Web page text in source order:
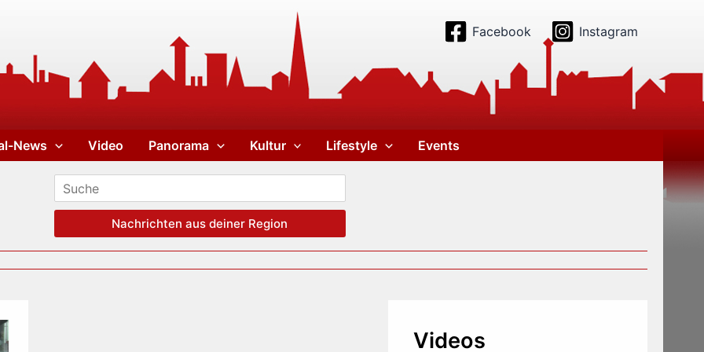
Facebook Instagram
News Video Panorama Kultur Lifestyle Events
Nachrichten aus deiner Region
Videos